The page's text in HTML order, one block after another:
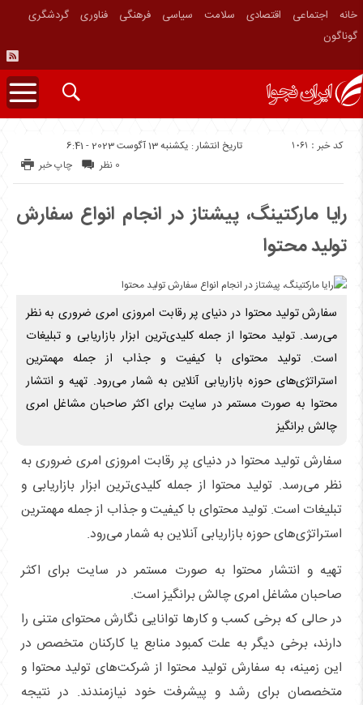
خانه اجتماعی اقتصادی سلامت سیاسی فرهنگی فناوری
گردشگری
گوناگون
تاریخ انتشار : یکشنبه 13 آگوست 2023 - 6:41 کد خبر : 1061
چاپ خبر 0 نظر
رایا مارکتینگ، پیشتاز در انجام انواع سفارش
تولید محتوا
سفارش تولید محتوا در دنیای پر رقابت امروزی امری ضروری به نظر
می‌رسد. تولید محتوا از جمله کلیدی‌ترین ابزار بازاریابی و تبلیغات
است. تولید محتوای با کیفیت و جذاب از جمله مهمترین
استراتژی‌های حوزه بازاریابی آنلاین به شمار می‌رود. تهیه و انتشار
محتوا به صورت مستمر در سایت برای اکثر صاحبان مشاغل امری
چالش برانگیز
سفارش تولید محتوا در دنیای پر رقابت امروزی امری ضروری به
نظر می‌رسد. تولید محتوا از جمله کلیدی‌ترین ابزار بازاریابی و
تبلیغات است. تولید محتوای با کیفیت و جذاب از جمله مهمترین
استراتژی‌های حوزه بازاریابی آنلاین به شمار می‌رود.
تهیه و انتشار محتوا به صورت مستمر در سایت برای اکثر
صاحبان مشاغل امری چالش برانگیز است.
در حالی که برخی کسب و کارها توانایی نگارش محتوای متنی را
دارند، برخی دیگر به علت کمبود منابع یا کارکنان متخصص در
این زمینه، به سفارش تولید محتوا از شرکت‌های تولید محتوا و
متخصصان برای رشد و پیشرفت خود نیازمندند. در نتیجه